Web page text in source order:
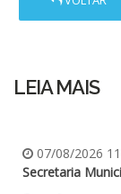
LEIA MAIS
07/08/2026
Secretaria